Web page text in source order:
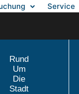
Service
Rund
Um
Die
Stadt